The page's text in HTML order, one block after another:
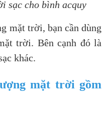
sạc cho bình acquy
mặt trời, bạn cần dùng
trời. Bên cạnh đó là
khác.
mặt trời gồm